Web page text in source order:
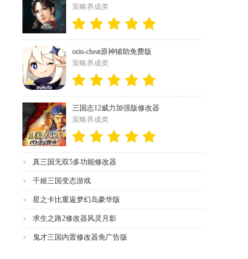
策略养成类
orin-cheat原神辅助免费版
策略养成类
三国志12威力加强版修改器
策略养成类
真三国无双5多功能修改器
千姬三国变态游戏
星之卡比重返梦幻岛豪华版
求生之路2修改器风灵月影
鬼才三国内置修改器免广告版